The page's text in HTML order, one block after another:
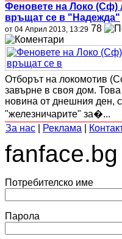
Феновете на Локо (Сф)
връщат се в "Надежда"
от 04 Април 2013, 13:29 78
Отборът на локомотив
завърне в своя дом.
новина от днешния ден,
"железничарите" за�...
За нас
Реклама
Потребителско име
Парола